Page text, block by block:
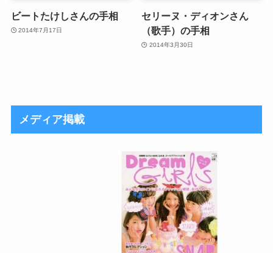
ビートたけしさんの手相
2014年7月17日
セリーヌ・ディオンさん
（歌手）の手相
2014年3月30日
メディア掲載